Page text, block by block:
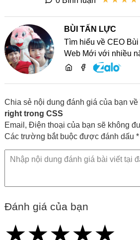
BÙI TẤN LỰC
Tìm hiểu về CEO
Web Mới với nhiều
lĩnh vực phát triển
Chia sẻ nội dung đánh giá của bạn về
right trong CSS
Email, Điện thoại của bạn sẽ không
Các trường bắt buộc được đánh dấu *
Đánh giá của bạn
★
★★
★★★
★★★★
★★★★★